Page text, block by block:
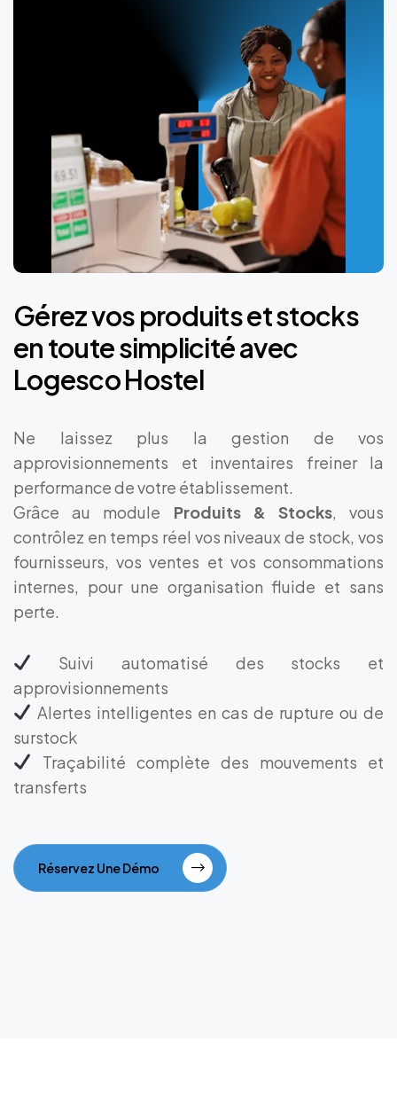
Gérezvosproduitsetstocks
entoutesimplicitéavec
LogescoHostel
Ne laissez plus la gestion de vos
approvisionnements et inventaires freiner la
performance de votre établissement.
Grâce au module Produits & Stocks, vous
contrôlez en temps réel vos niveaux de stock, vos
fournisseurs, vos ventes et vos consommations
internes, pour une organisation fluide et sans
perte.
Suivi automatisé des stocks et
approvisionnements
Alertes intelligentes en cas de rupture ou de
surstock
Traçabilité complète des mouvements et
transferts
Réservez Une Démo